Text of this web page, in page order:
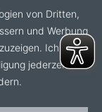
von Dritten,
und Werbung
Ich bin
jederzeit mit